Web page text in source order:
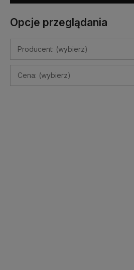
Opcje przeglądania
Producent: (wybierz)
Cena: (wybierz)